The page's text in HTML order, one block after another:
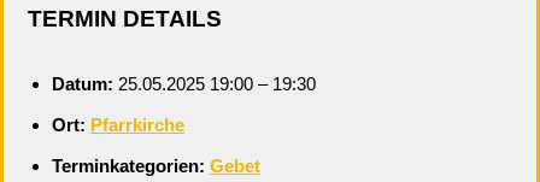
TERMIN DETAILS
Datum: 25.05.2025 19:00 – 19:30
Ort: Pfarrkirche
Terminkategorien: Gebet